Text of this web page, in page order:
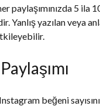
paylaşımınızda 5 ila
Yanlış yazılan veya
Instagram beğeni